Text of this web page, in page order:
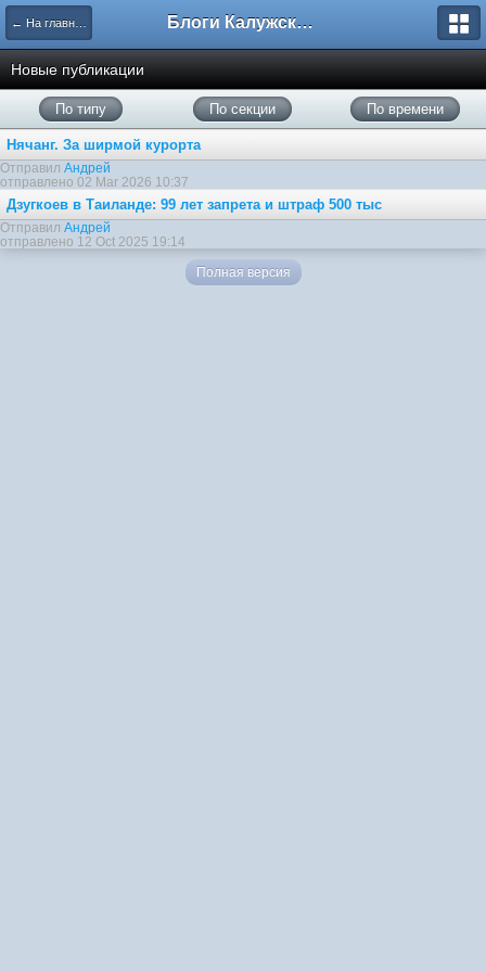
← На главную Блоги Калужского перекрестка
Новые публикации
По типу По секции По времени
Нячанг. За ширмой курорта
Отправил Андрей
отправлено 02 Mar 2026 10:37
Дзугкоев в Таиланде: 99 лет запрета и штраф 500 тыс
Отправил Андрей
отправлено 12 Oct 2025 19:14
Полная версия